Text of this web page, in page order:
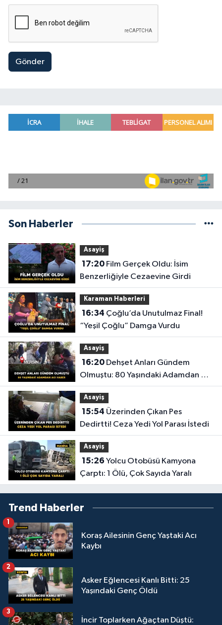
Gönder
Son Haberler
Asayiş
17:20Film Gerçek Oldu: İsim
Benzerliğiyle Cezaevine Girdi
Karaman Haberleri
16:34
“Yeşil Çoğlu” Damga Vurdu
Asayiş
16:20Dehşet Anları Gündem
Olmuştu: 80 Yaşındaki Adamdan Acı
Haber
Asayiş
15:54
Dedirtti! Ceza Yedi Yol Parası İstedi
Asayiş
15:26
Çarptı: 1 Ölü, Çok Sayıda Yaralı
Trend Haberler
Koraş Ailesinin Genç Yaştaki Acı
Kaybı
Asker Eğlencesi Kanlı Bitti: 25
Yaşındaki Genç Öldü
2
İncir Toplarken Ağaçtan Düştü:
3